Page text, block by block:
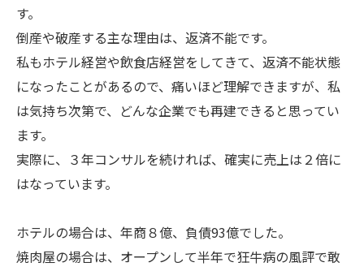
す。
倒産や破産する主な理由は、返済不能です。
私もホテル経営や飲食店経営をしてきて、返済不能状態
になったことがあるので、痛いほど理解できますが、私
は気持ち次第で、どんな企業でも再建できると思ってい
ます。
実際に、３年コンサルを続ければ、確実に売上は２倍に
はなっています。
ホテルの場合は、年商８億、負債93億でした。
焼肉屋の場合は、オープンして半年で狂牛病の風評で敢